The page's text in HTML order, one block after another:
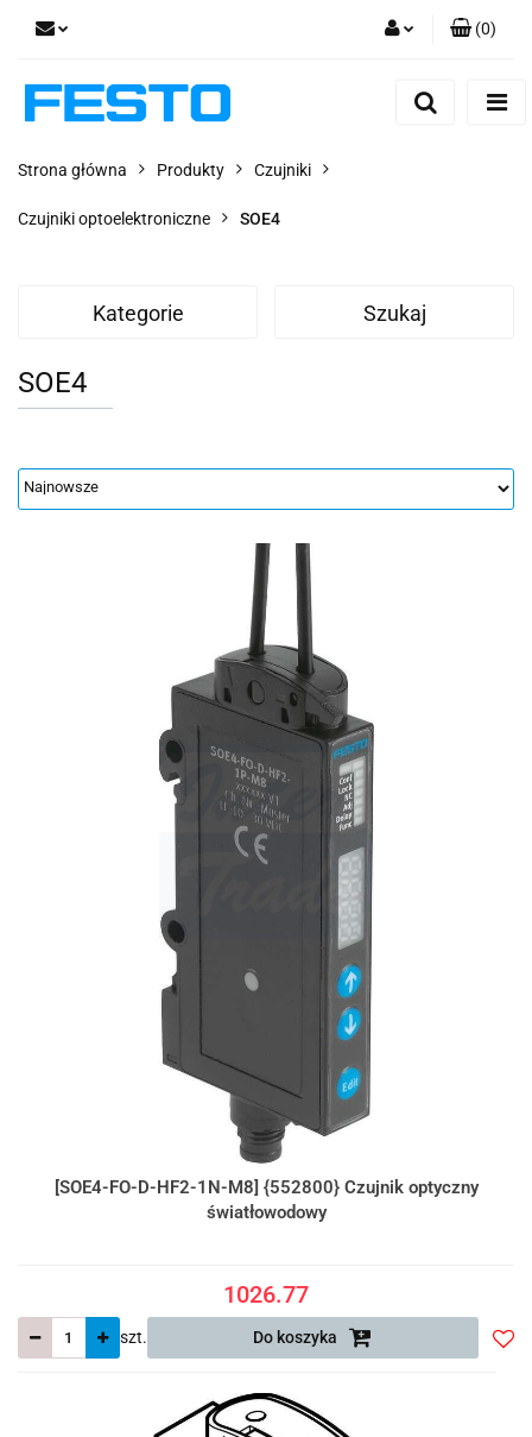
Dodaj zgłoszenie
(0)
Strona główna Produkty Czujniki
Czujniki optoelektroniczne SOE4
Kategorie Szukaj
SOE4
[SOE4-FO-D-HF2-1N-M8] {552800} Czujnik optyczny
światłowodowy
1026.77
szt. Do koszyka